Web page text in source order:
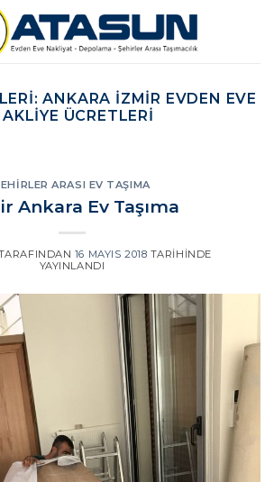
ANKARA İZMIR EVDEN EVE
ÜCRETLERI
ARASI EV TAŞIMA
Ankara Ev Taşıma
16 MAYIS 2018 TARIHINDE
YAYINLANDI